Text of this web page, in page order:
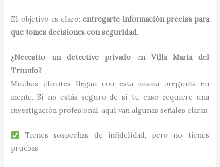
El objetivo es claro: entregarte información precisa para
que tomes decisiones con seguridad.
¿Necesito un detective privado en Villa Maria del
Triunfo?
Muchos clientes llegan con esta misma pregunta en
mente. Si no estás seguro de si tu caso requiere una
investigación profesional, aquí van algunas señales claras:
Tienes sospechas de infidelidad, pero no tienes
pruebas